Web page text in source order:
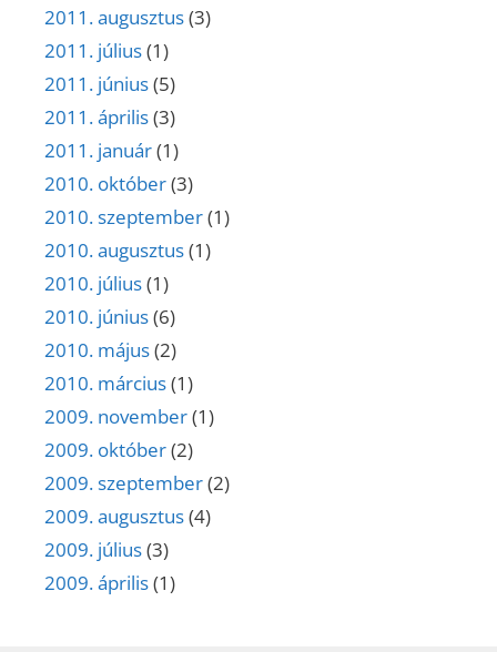
2011. augusztus(3)
2011. július(1)
2011. június(5)
2011. április(3)
2011. január(1)
2010. október(3)
2010. szeptember(1)
2010. augusztus(1)
2010. július(1)
2010. június(6)
2010. május(2)
2010. március(1)
2009. november(1)
2009. október(2)
2009. szeptember(2)
2009. augusztus(4)
2009. július(3)
2009. április(1)